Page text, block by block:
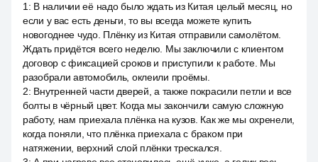
1 : В наличии её надо было ждать из Китая целый месяц, но
если у вас есть деньги, то вы всегда можете купить
новогоднее чудо. Плёнку из Китая отправили самолётом.
Ждать придётся всего неделю. Мы заключили с клиентом
договор с фиксацией сроков и приступили к работе. Мы
разобрали автомобиль, оклеили проёмы.
2: Внутренней части дверей, а также покрасили петли и все
болты в чёрный цвет. Когда мы закончили самую сложную
работу, нам приехала плёнка на кузов. Как же мы охренели,
когда поняли, что плёнка приехала с браком при
натяжении, верхний слой плёнки трескался.